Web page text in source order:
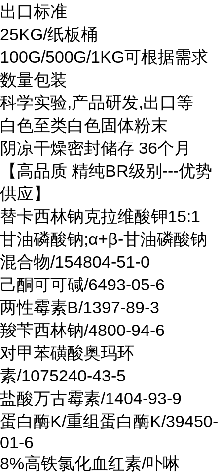
出口标准
25KG/纸板桶
100G/500G/1KG可根据需求
数量包装
科学实验,产品研发,出口等
白色至类白色固体粉末
阴凉干燥密封储存 36个月
【高品质 精纯BR级别---优势
供应】
替卡西林钠克拉维酸钾15:1
甘油磷酸钠;α+β-甘油磷酸钠
混合物/154804-51-0
己酮可可碱/6493-05-6
两性霉素B/1397-89-3
羧苄西林钠/4800-94-6
对甲苯磺酸奥玛环
素/1075240-43-5
盐酸万古霉素/1404-93-9
蛋白酶K/重组蛋白酶K/39450-
01-6
8%高铁氯化血红素/卟啉